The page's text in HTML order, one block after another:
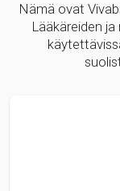
Nämä ovat
Lääkäreiden